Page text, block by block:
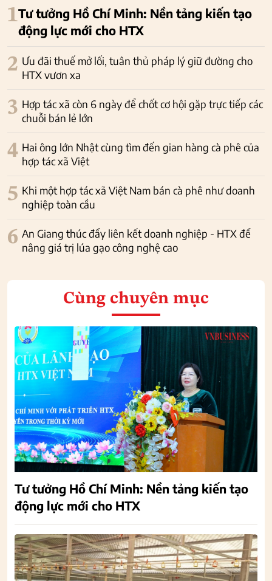
1Tư tưởng Hồ Chí Minh: Nền tảng kiến tạo
động lực mới cho HTX
2 Ưu đãi thuế mở lối, tuân thủ pháp lý giữ đường cho
HTX vươn xa
3 Hợp tác xã còn 6 ngày để chốt cơ hội gặp trực tiếp các
chuỗi bán lẻ lớn
4 Hai ông lớn Nhật cùng tìm đến gian hàng cà phê của
hợp tác xã Việt
5 Khi một hợp tác xã Việt Nam bán cà phê như doanh
nghiệp toàn cầu
6 An Giang thúc đẩy liên kết doanh nghiệp - HTX để
nâng giá trị lúa gạo công nghệ cao
Cùng chuyên mục
Tư tưởng Hồ Chí Minh: Nền tảng kiến tạo
động lực mới cho HTX